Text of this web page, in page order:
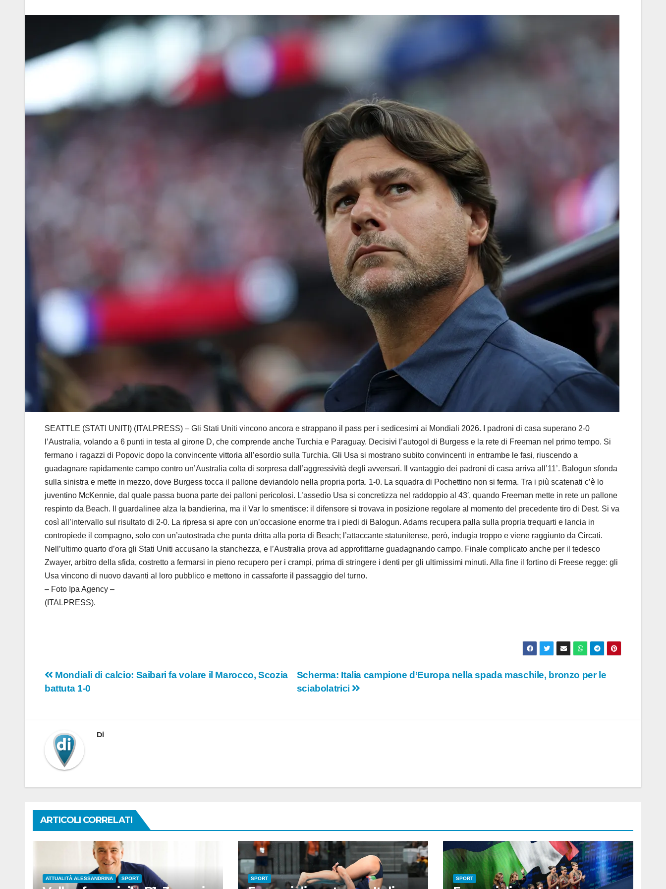
SEATTLE (STATI UNITI) (ITALPRESS) – Gli Stati Uniti vincono ancora e strappano il pass per i sedicesimi ai Mondiali 2026. I padroni di casa superano 2-0
l’Australia, volando a 6 punti in testa al girone D, che comprende anche Turchia e Paraguay. Decisivi l’autogol di Burgess e la rete di Freeman nel primo tempo. Si
fermano i ragazzi di Popovic dopo la convincente vittoria all’esordio sulla Turchia. Gli Usa si mostrano subito convincenti in entrambe le fasi, riuscendo a
guadagnare rapidamente campo contro un’Australia colta di sorpresa dall’aggressività degli avversari. Il vantaggio dei padroni di casa arriva all’11’. Balogun sfonda
sulla sinistra e mette in mezzo, dove Burgess tocca il pallone deviandolo nella propria porta. 1-0. La squadra di Pochettino non si ferma. Tra i più scatenati c’è lo
juventino McKennie, dal quale passa buona parte dei palloni pericolosi. L’assedio Usa si concretizza nel raddoppio al 43′, quando Freeman mette in rete un pallone
respinto da Beach. Il guardalinee alza la bandierina, ma il Var lo smentisce: il difensore si trovava in posizione regolare al momento del precedente tiro di Dest. Si va
così all’intervallo sul risultato di 2-0. La ripresa si apre con un’occasione enorme tra i piedi di Balogun. Adams recupera palla sulla propria trequarti e lancia in
contropiede il compagno, solo con un’autostrada che punta dritta alla porta di Beach; l’attaccante statunitense, però, indugia troppo e viene raggiunto da Circati.
Nell’ultimo quarto d’ora gli Stati Uniti accusano la stanchezza, e l’Australia prova ad approfittarne guadagnando campo. Finale complicato anche per il tedesco
Zwayer, arbitro della sfida, costretto a fermarsi in pieno recupero per i crampi, prima di stringere i denti per gli ultimissimi minuti. Alla fine il fortino di Freese regge: gli
Usa vincono di nuovo davanti al loro pubblico e mettono in cassaforte il passaggio del turno.
– Foto Ipa Agency –
(ITALPRESS).
Navigazione
Scherma: Italia campione d’Europa nella spada maschile, bronzo per le
sciabolatrici
Mondiali di calcio: Saibari fa volare il Marocco, Scozia
battuta 1-0
Di
ARTICOLI CORRELATI
ATTUALITÀ ALESSANDRINA SPORT SPORT SPORT